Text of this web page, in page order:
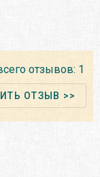
отзывов: 1
ОТЗЫВ >>